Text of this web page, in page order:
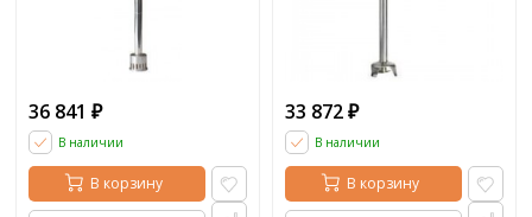
36 841 ₽
В наличии
В корзину
33 872 ₽
В наличии
В корзину